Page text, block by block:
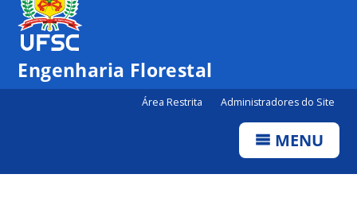
Engenharia Florestal
Área Restrita Administradores do Site
MENU